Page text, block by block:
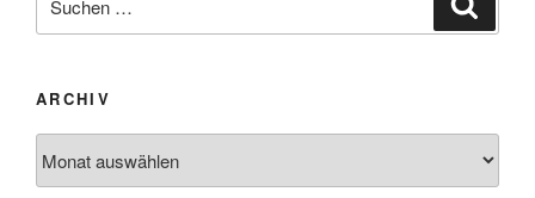
nach:
ARCHIV